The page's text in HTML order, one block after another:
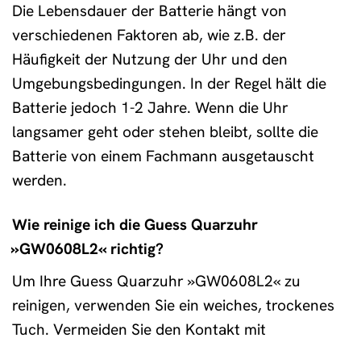
Die Lebensdauer der Batterie hängt von
verschiedenen Faktoren ab, wie z.B. der
Häufigkeit der Nutzung der Uhr und den
Umgebungsbedingungen. In der Regel hält die
Batterie jedoch 1-2 Jahre. Wenn die Uhr
langsamer geht oder stehen bleibt, sollte die
Batterie von einem Fachmann ausgetauscht
werden.
Wie reinige ich die Guess Quarzuhr
»GW0608L2« richtig?
Um Ihre Guess Quarzuhr »GW0608L2« zu
reinigen, verwenden Sie ein weiches, trockenes
Tuch. Vermeiden Sie den Kontakt mit